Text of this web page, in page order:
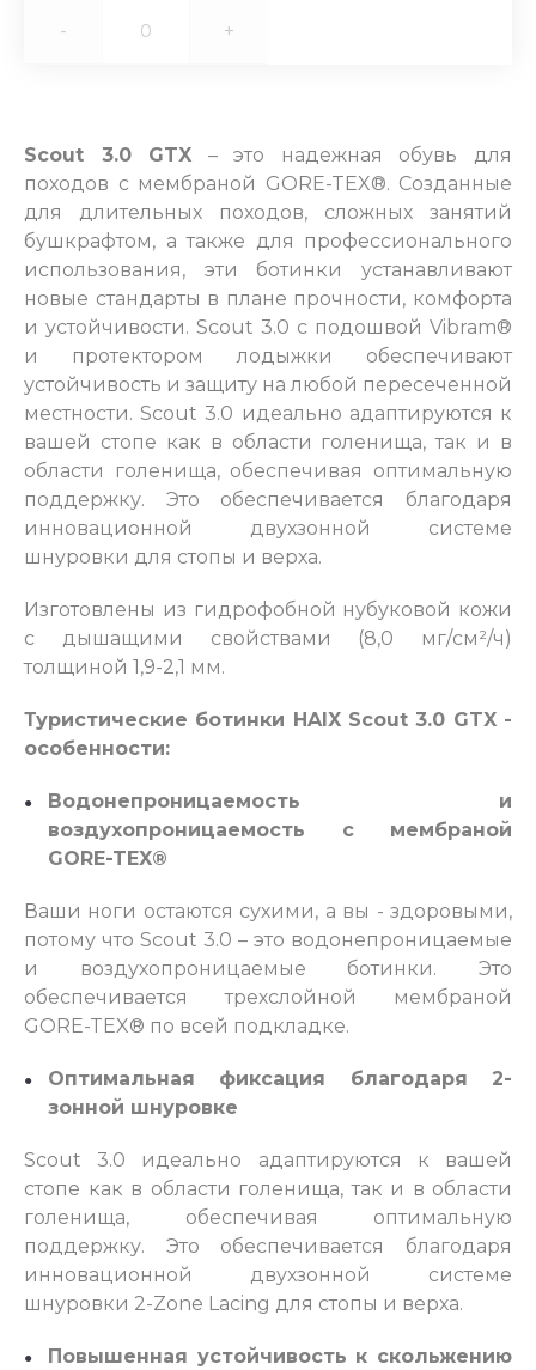
- +
Scout 3.0 GTX – это надежная обувь для
походов с мембраной GORE-TEX®. Созданные
для длительных походов, сложных занятий
бушкрафтом, а также для профессионального
использования, эти ботинки устанавливают
новые стандарты в плане прочности, комфорта
и устойчивости. Scout 3.0 с подошвой Vibram®
и протектором лодыжки обеспечивают
устойчивость и защиту на любой пересеченной
местности. Scout 3.0 идеально адаптируются к
вашей стопе как в области голенища, так и в
области голенища, обеспечивая оптимальную
поддержку. Это обеспечивается благодаря
инновационной двухзонной системе
шнуровки для стопы и верха.
Изготовлены из гидрофобной нубуковой кожи
с дышащими свойствами (8,0 мг/см²/ч)
толщиной 1,9-2,1 мм.
Туристические ботинки HAIX Scout 3.0 GTX -
особенности:
Водонепроницаемость и
воздухопроницаемость с мембраной
GORE-TEX®
Ваши ноги остаются сухими, а вы - здоровыми,
потому что Scout 3.0 – это водонепроницаемые
и воздухопроницаемые ботинки. Это
обеспечивается трехслойной мембраной
GORE-TEX® по всей подкладке.
Оптимальная фиксация благодаря 2-
зонной шнуровке
Scout 3.0 идеально адаптируются к вашей
стопе как в области голенища, так и в области
голенища, обеспечивая оптимальную
поддержку. Это обеспечивается благодаря
инновационной двухзонной системе
шнуровки 2-Zone Lacing для стопы и верха.
Повышенная устойчивость к скольжению